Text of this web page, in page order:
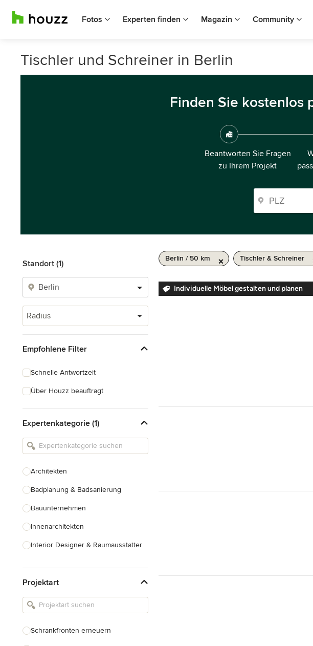
Fotos Experten finden Magazin Community
Tischler und Schreiner in Berlin
Finden Sie kostenlos
Beantworten Sie Fragen
zu Ihrem Projekt
Standort (1)
Radius
Empfohlene Filter
Schnelle Antwortzeit
Über Houzz beauftragt
Expertenkategorie (1)
Architekten
Badplanung & Badsanierung
Bauunternehmen
Innenarchitekten
Interior Designer & Raumausstatter
Landschaftsarchitekten
Armaturen & Sanitärbedarf
Projektart
Schrankfronten erneuern
Berlin / 50 km Tischler & Schreiner
Individuelle Möbel gestalten und planen